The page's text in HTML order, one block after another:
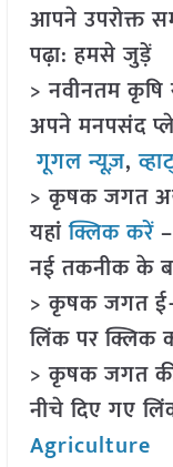
आपने उपरोक्त
पढ़ा: हमसे जुड़ें
> नवीनतम
अपने मनपसंद
गूगल न्यूज़,
> कृषक जगत
यहांक्लिक करें–
नई तकनीक के
> कृषक जगत ई-
लिंक पर क्लिक
> कृषक जगत
नीचे दिए गए
Agriculture